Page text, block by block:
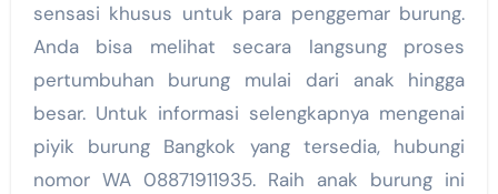
sensasi khusus untuk para penggemar burung.
Anda bisa melihat secara langsung proses
pertumbuhan burung mulai dari anak hingga
besar. Untuk informasi selengkapnya mengenai
piyik burung Bangkok yang tersedia, hubungi
nomor WA 08871911935. Raih anak burung ini